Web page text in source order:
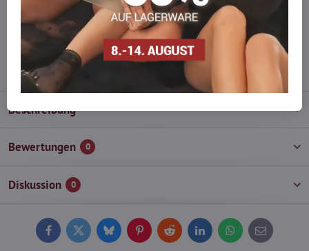
Zögern Sie nicht, uns zu kontaktieren, wir füllen die Ware für Sie
wieder auf!
info​@everlady​.eu
Beschreibung
Bewertungen 0
Diskussion 0
FacebookTwitterBlueskyPinterestReddit LinkedInWhatsApp
E-
mail